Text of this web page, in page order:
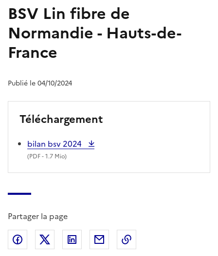
BSV Lin fibre de
Normandie - Hauts-de-
France
Publié le 04/10/2024
Téléchargement
bilan bsv 2024
(PDF- 1.7 Mio)
Partager la page
Partager sur Facebook
Partager sur X (anciennement Twitter)
Partager sur LinkedIn
Partager par email